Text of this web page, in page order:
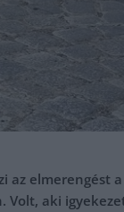
az elmerengést
Volt, aki